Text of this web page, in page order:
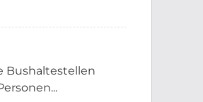
Bushaltestellen